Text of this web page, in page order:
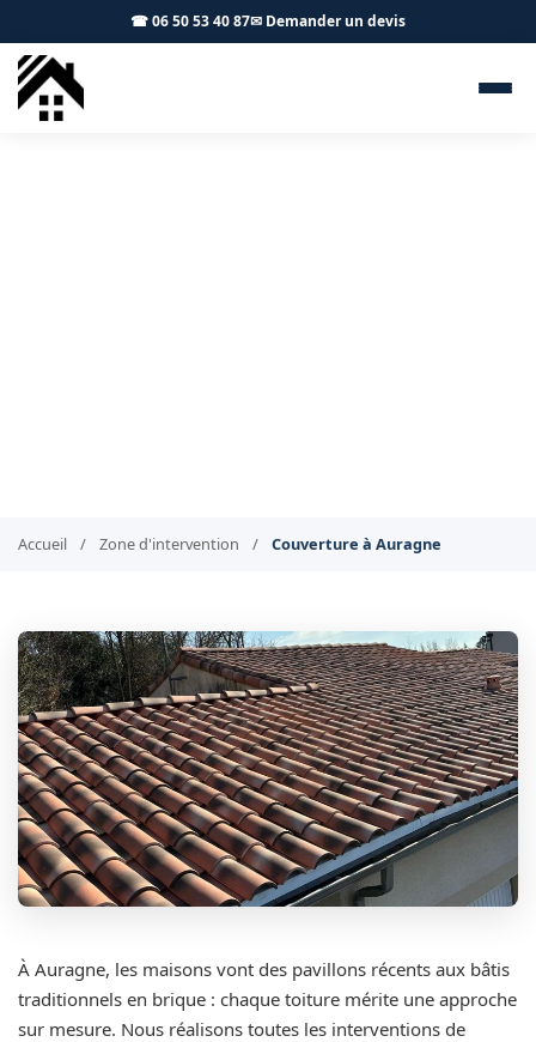
☎ 06 50 53 40 87✉ Demander un devis
Accueil / Zone d'intervention / Couverture à Auragne
À Auragne, les maisons vont des pavillons récents aux bâtis
traditionnels en brique : chaque toiture mérite une approche
sur mesure. Nous réalisons toutes les interventions de